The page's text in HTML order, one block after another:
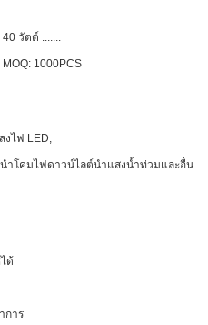
วัตต์ .......
1000PCS
งไฟ LED,
ำโคมไฟดาวน์ไลต์นำแสงน้ำท่วมและอื่น
ด้
การ